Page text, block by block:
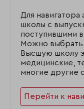
Для навигатора
школы с
поступившими в
Можно выбрать
Высшую школу
медицинские,
многие другие
Перейти к